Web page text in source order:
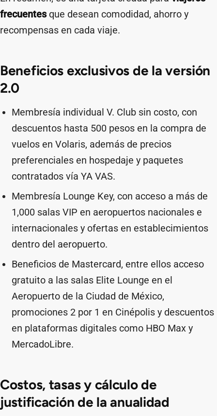
frecuentesque desean comodidad, ahorro y
recompensas en cada viaje.
Beneficios exclusivos de la versión
2.0
Membresía individual V. Club sin costo, con
descuentos hasta 500 pesos en la compra de
vuelos en Volaris, además de precios
preferenciales en hospedaje y paquetes
contratados vía YA VAS.
Membresía Lounge Key, con acceso a más de
1,000 salas VIP en aeropuertos nacionales e
internacionales y ofertas en establecimientos
dentro del aeropuerto.
Beneficios de Mastercard, entre ellos acceso
gratuito a las salas Elite Lounge en el
Aeropuerto de la Ciudad de México,
promociones 2 por 1 en Cinépolis y descuentos
en plataformas digitales como HBO Max y
MercadoLibre.
Costos, tasas y cálculo de
justificación de la anualidad